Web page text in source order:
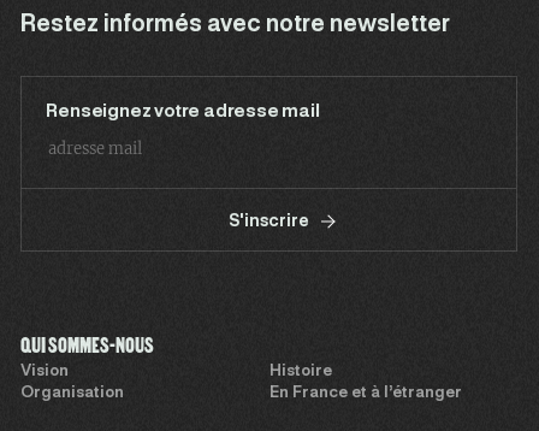
Restez informés avec notre newsletter
Renseignez votre adresse mail
S'inscrire
QUI SOMMES-NOUS
Vision
Histoire
Organisation
En France et à l’étranger